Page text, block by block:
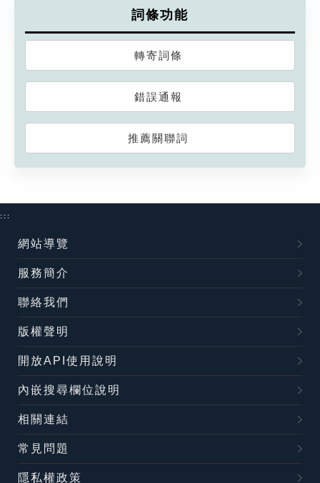
詞條功能
轉寄詞條
錯誤通報
推薦關聯詞
:::
網站導覽
服務簡介
聯絡我們
版權聲明
開放API使用說明
內嵌搜尋欄位說明
相關連結
常見問題
隱私權政策